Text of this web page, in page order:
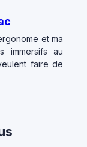
et ma
immersifs au
faire de